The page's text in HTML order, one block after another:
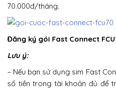
70.000đ/tháng.
Đăng ký gói Fast Connect
Lưu ý:
– Nếu bạn sử dụng sim Fast
số tiền trong tài khoản đủ để